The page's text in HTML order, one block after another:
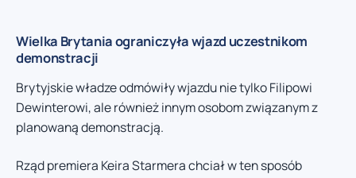
Wielka Brytania ograniczyła wjazd uczestnikom
demonstracji
Brytyjskie władze odmówiły wjazdu nie tylko Filipowi
Dewinterowi, ale również innym osobom związanym z
planowaną demonstracją.
Rząd premiera Keira Starmera chciał w ten sposób